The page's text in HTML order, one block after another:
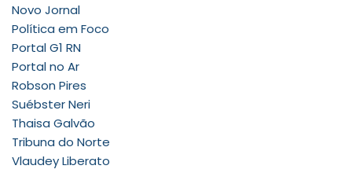
Novo Jornal
Política em Foco
Portal G1 RN
Portal no Ar
Robson Pires
Suébster Neri
Thaisa Galvão
Tribuna do Norte
Vlaudey Liberato